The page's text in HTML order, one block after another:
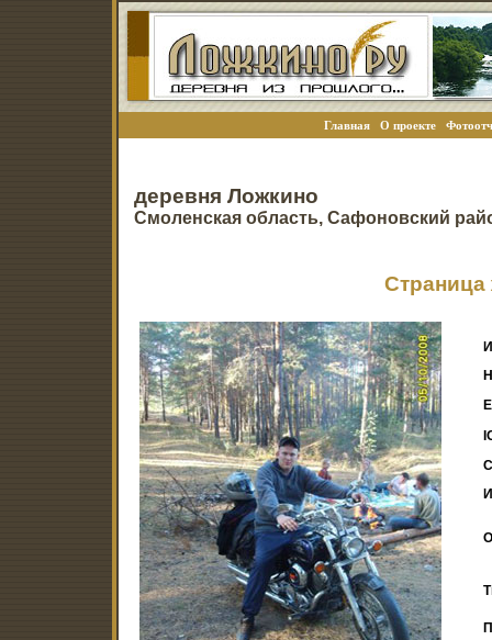
Главная О проекте
деревня Ложкино
Смоленская область, Сафоновский
Страница